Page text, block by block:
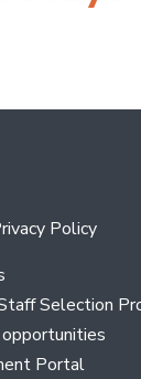
Policy
Selection
Portal